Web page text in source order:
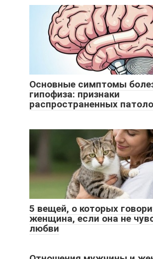
Основные симптомы
гипофиза: признаки
распространенных
5 вещей, о которых
женщина, если она не
любви